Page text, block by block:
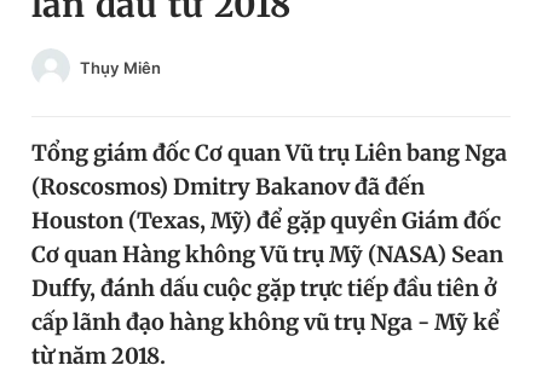
Chuyên mục khác
Chào ngày mới
Tin thị trường
Video Magazine
Sản phẩm khác
Tiện ích
Thụy Miên
Tổng giám đốc Cơ quan Vũ trụ Liên bang Nga
(Roscosmos) Dmitry Bakanov đã đến
Houston (Texas, Mỹ) để gặp quyền Giám đốc
Cơ quan Hàng không Vũ trụ Mỹ (NASA) Sean
Duffy, đánh dấu cuộc gặp trực tiếp đầu tiên ở
cấp lãnh đạo hàng không vũ trụ Nga - Mỹ kể
từ năm 2018.